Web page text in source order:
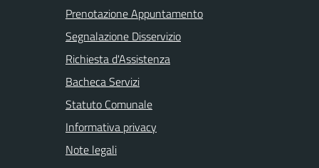
Prenotazione Appuntamento
Segnalazione Disservizio
Richiesta d'Assistenza
Bacheca Servizi
Statuto Comunale
Informativa privacy
Note legali